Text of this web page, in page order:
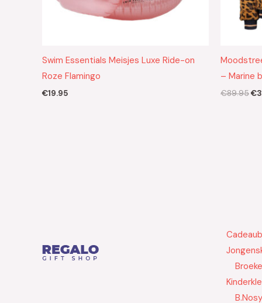
Swim Essentials Meisjes Luxe Ride-on
Roze Flamingo
€19.95
– Marine
€89.95€
B.Nosy